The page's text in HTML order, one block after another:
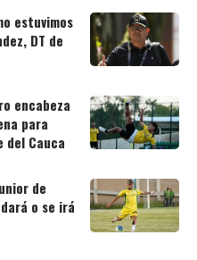
estuvimos
DT de
encabeza
para
del Cauca
de
o se irá